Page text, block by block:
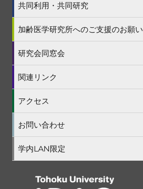
共同利用・共同研究
加齢医学研究所へのご支援のお願い
研究会同窓会
関連リンク
アクセス
お問い合わせ
学内LAN限定